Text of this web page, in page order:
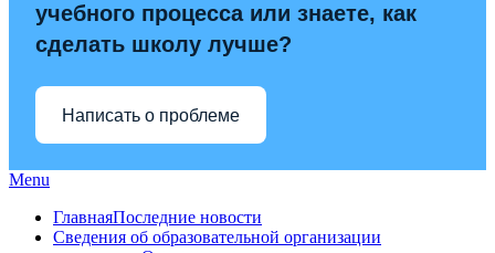
учебного процесса или знаете, как
сделать школу лучше?
Написать о проблеме
Menu
ГлавнаяПоследние новости
Сведения об образовательной организации